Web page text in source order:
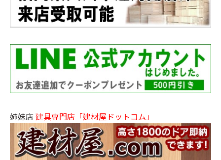
姉妹店 建具専門店「建材屋ドットコム」